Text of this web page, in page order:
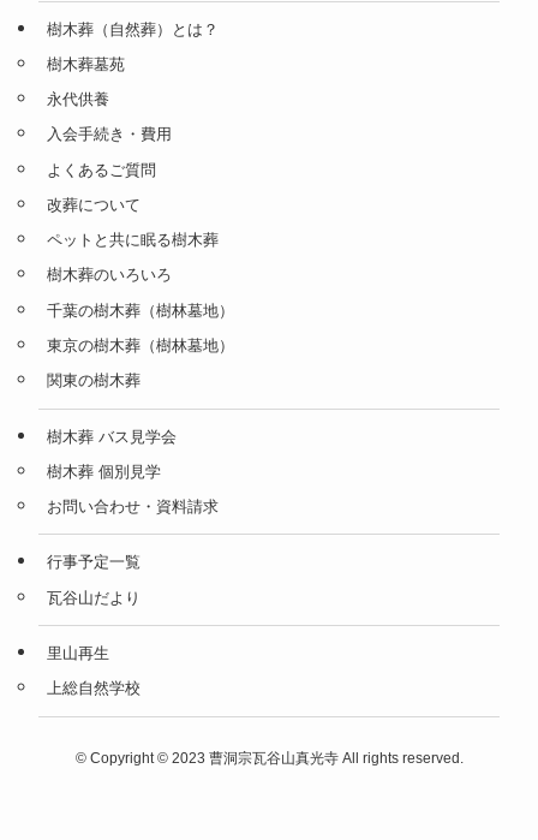
樹木葬（自然葬）とは？
樹木葬墓苑
永代供養
入会手続き・費用
よくあるご質問
改葬について
ペットと共に眠る樹木葬
樹木葬のいろいろ
千葉の樹木葬（樹林墓地）
東京の樹木葬（樹林墓地）
関東の樹木葬
樹木葬 バス見学会
樹木葬 個別見学
お問い合わせ・資料請求
行事予定一覧
瓦谷山だより
里山再生
上総自然学校
©Copyright © 2023 曹洞宗瓦谷山真光寺 All rights reserved.